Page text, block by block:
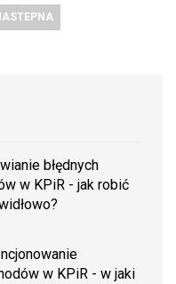
błędnych
w KPiR - jak robić
w KPiR - w jaki